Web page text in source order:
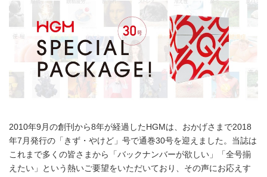
2010年9月の創刊から8年が経過したHGMは、おかげさまで2018
年7月発行の「きず・やけど」号で通巻30号を迎えました。当誌は
これまで多くの皆さまから「バックナンバーが欲しい」「全号揃
えたい」という熱いご要望をいただいており、その声にお応えす